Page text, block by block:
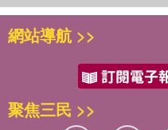
網站導航 >>
聚焦三民 >>